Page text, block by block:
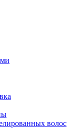
волос